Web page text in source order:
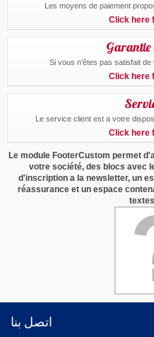
Les moyens de paiement
Click here
Si vous n'êtes pas satisfait
Click here
Le service client est a votre
Click here
Le module FooterCustom permet
votre société, des blocs avec
d'inscription a la newsletter, un
réassurance et un espace
اتصل بنا